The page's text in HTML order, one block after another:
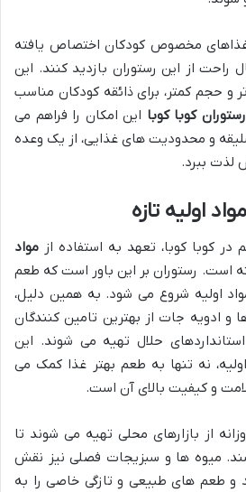
مخصوص کودکان اختصاص یافته
راحت از این رستوران بازدید کنند. این
و حجم کمتر، برای ذائقه کودکان مناسب
کوبا کوبا این امکان را فراهم می
و محدودیت های غذایی، از یک وعده
لذت ببرد.
اولیه تازه
کوبا، تعهد به استفاده از مواد
است. رستوران بر این باور است که طعم
اولیه شروع می شود. به همین دلیل،
ادویه جات از بهترین تامین کنندگان
حلال تهیه می شوند. این
نه تنها به طعم بهتر غذا کمک می
و کیفیت بالای آن است.
از بازارهای محلی تهیه می شوند تا
میوه ها و سبزیجات فصلی نیز نقش
و طعم های طبیعی و تازگی خاصی را به